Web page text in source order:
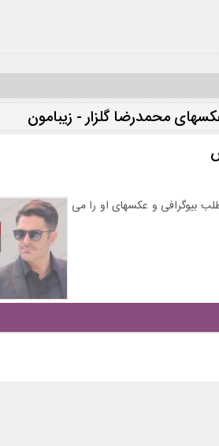
محمدرضا گلزار - زیبامون
بیوگرافی و عکسهای او را می